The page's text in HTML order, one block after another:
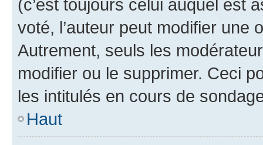
(c’est toujours celui auquel est
voté, l’auteur peut modifier une
Autrement, seuls les
modifier ou le supprimer. Ceci
les intitulés en cours de
Haut